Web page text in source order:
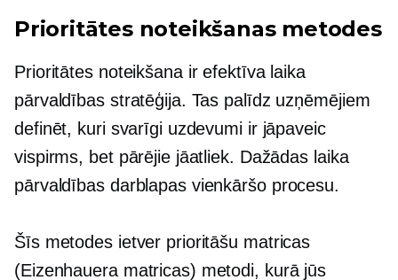
Prioritātes noteikšanas metodes
Prioritātes noteikšana ir efektīva laika
pārvaldības stratēģija. Tas palīdz uzņēmējiem
definēt, kuri svarīgi uzdevumi ir jāpaveic
vispirms, bet pārējie jāatliek. Dažādas laika
pārvaldības darblapas vienkāršo procesu.
Šīs metodes ietver prioritāšu matricas
(Eizenhauera matricas) metodi, kurā jūs